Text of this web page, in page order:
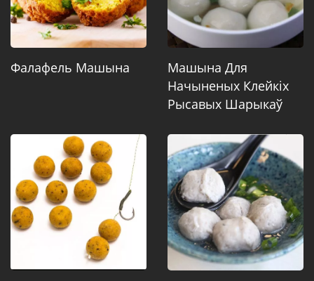
Фалафель Машына
Машына Для
Начыненых Клейкіх
Рысавых Шарыкаў